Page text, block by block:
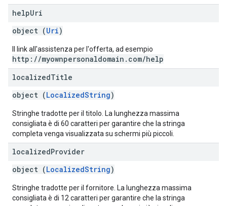
helpUri
object (Uri)
Il link all'assistenza per l'offerta, ad esempio
http://myownpersonaldomain.com/help
localizedTitle
object (LocalizedString)
Stringhe tradotte per il titolo. La lunghezza massima
consigliata è di 60 caratteri per garantire che la stringa
completa venga visualizzata su schermi più piccoli.
localizedProvider
object (LocalizedString)
Stringhe tradotte per il fornitore. La lunghezza massima
consigliata è di 12 caratteri per garantire che la stringa